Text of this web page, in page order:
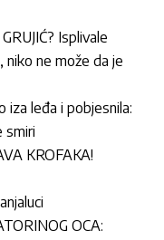
Isplivale
niko ne može da je
iza leđa i pobjesnila:
smiri
KROFAKA!
OCA: